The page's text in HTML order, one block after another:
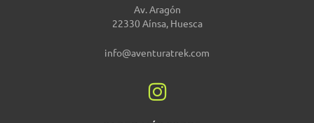
Av. Aragón
22330 Aínsa, Huesca
info@aventuratrek.com